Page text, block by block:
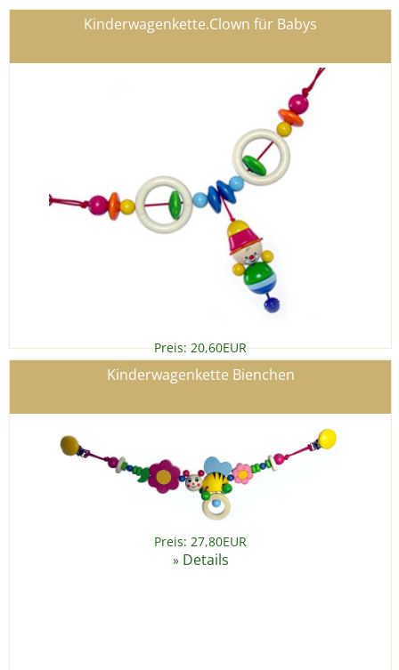
Kinderwagenkette.Clown für Babys
Preis: 20,60EUR
»Details
Kinderwagenkette Bienchen
Preis: 27,80EUR
» Details